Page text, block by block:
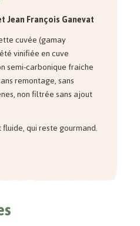
Jean François Ganevat
cuvée (gamay
vinifiée en cuve
semi-carbonique fraiche
remontage, sans
non filtrée sans ajout
qui reste gourmand.